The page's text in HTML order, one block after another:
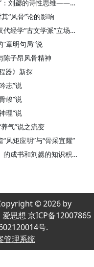
诗性思维——以《文心雕龙》为例
“风骨”论的影响
古文学派”立场上的信徒么？
章明句局”说
陈子昂风骨精神
器》新探
志”说
峻”说
理”说
气”说之流变
风矩应明”与“骨采宜耀”
成书和刘勰的知识积累
© 2026 by
思想 京ICP备12007865
号.
管理系统